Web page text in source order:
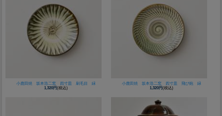
小鹿田焼 坂本浩二窯 四寸皿 刷毛目 緑
1,320円(税込)
小鹿田焼 坂本浩二窯 四寸皿 飛び鉋 緑
1,320円(税込)